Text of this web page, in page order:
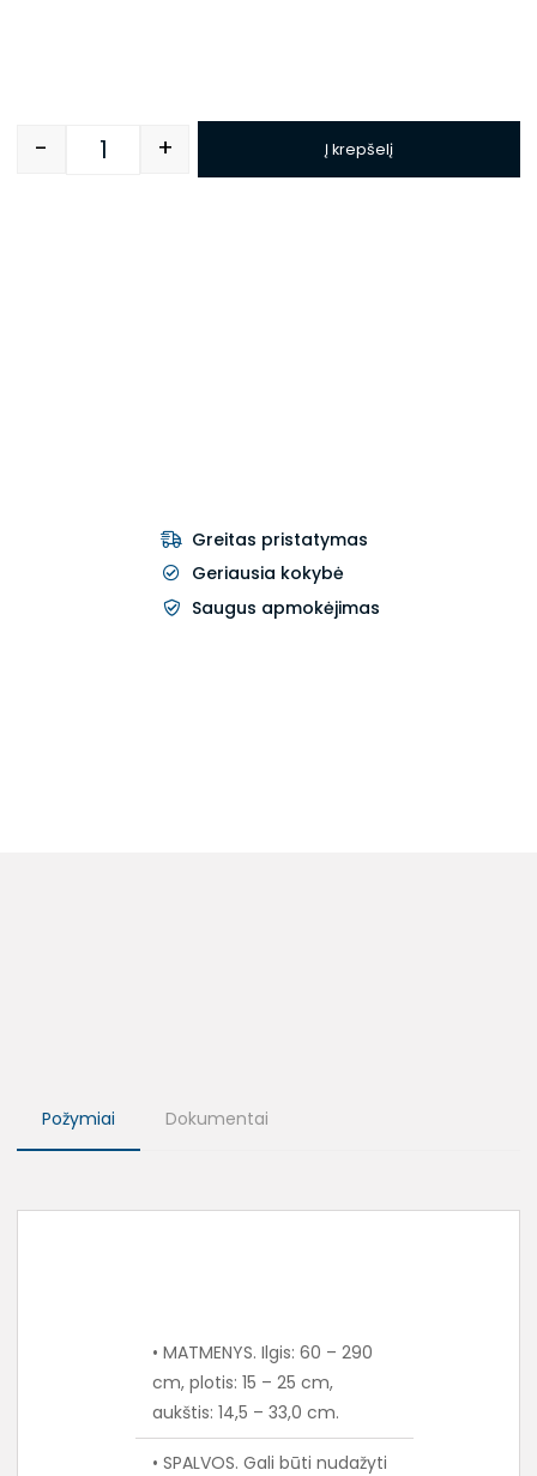
Quantity
- + Į krepšelį
Greitas pristatymas
Geriausia kokybė
Saugus apmokėjimas
Požymiai Dokumentai
• MATMENYS. Ilgis: 60 – 290
cm, plotis: 15 – 25 cm,
aukštis: 14,5 – 33,0 cm.
• SPALVOS. Gali būti nudažyti